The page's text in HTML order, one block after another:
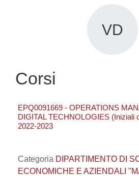
VD
Corsi
EPQ0091669 - OPERATIONS
DIGITAL TECHNOLOGIES (Iniziali
2022-2023
Categoria DIPARTIMENTO DI
ECONOMICHE E AZIENDALI